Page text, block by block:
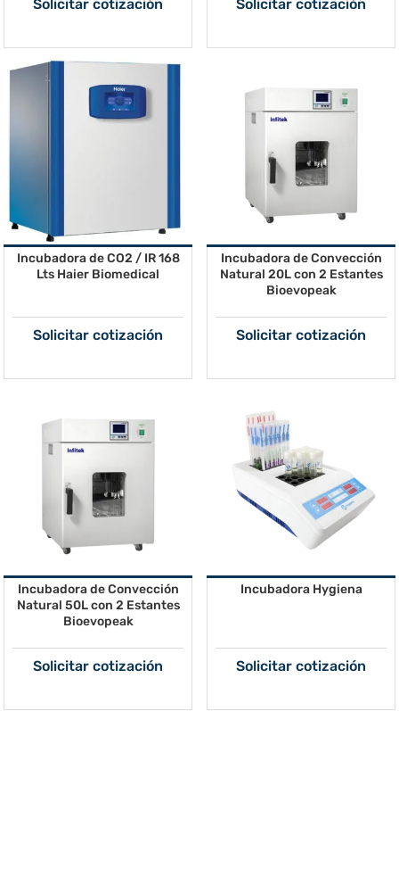
Solicitar cotización Solicitar cotización
Incubadora de CO2 / IR 168
Lts Haier Biomedical
Solicitar cotización
Incubadora de Convección
Natural 20L con 2 Estantes
Bioevopeak
Solicitar cotización
Incubadora de Convección
Natural 50L con 2 Estantes
Bioevopeak
Solicitar cotización
Incubadora Hygiena
Solicitar cotización